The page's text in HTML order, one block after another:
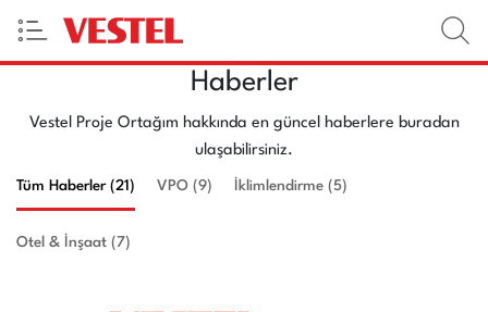
Haberler
Vestel Proje Ortağım hakkında en güncel haberlere buradan
ulaşabilirsiniz.
Tüm Haberler (21) VPO (9) İklimlendirme (5)
Otel & İnşaat (7)